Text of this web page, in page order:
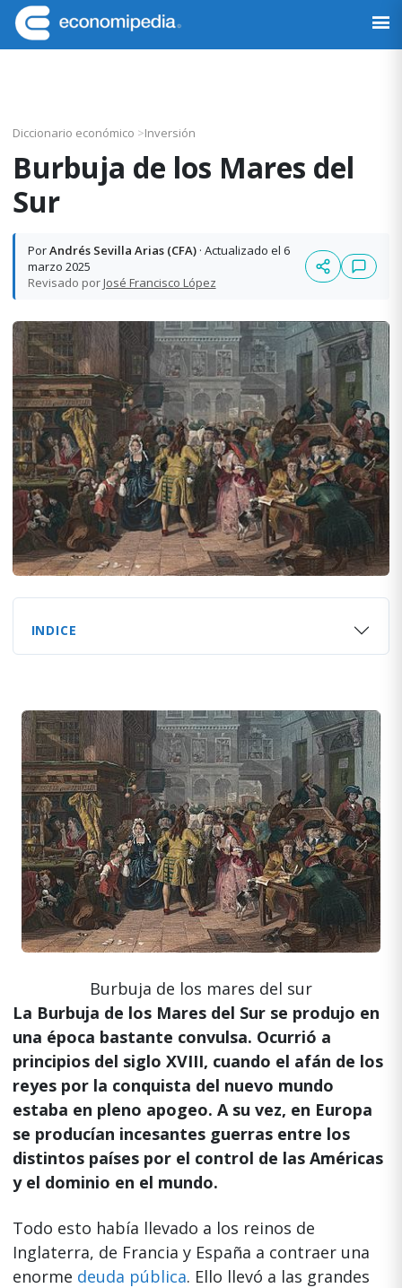
Saltar
a
la
Saltar
al
contenido
Saltar
a
la
Saltar
al
pie
Economipedia
Haciendo
Diccionario económico >Inversión
Burbuja de los Mares del
Sur
PorAndrés Sevilla Arias (CFA)· Actualizado el 6
marzo 2025
Revisado porJosé Francisco López
INDICE
Burbuja de los mares del sur
La Burbuja de los Mares del Sur se produjo en
una época bastante convulsa. Ocurrió a
principios del siglo XVIII, cuando el afán de los
reyes por la conquista del nuevo mundo
estaba en pleno apogeo. A su vez, en Europa
se producían incesantes guerras entre los
distintos países por el control de las Américas
y el dominio en el mundo.
Todo esto había llevado a los reinos de
Inglaterra, de Francia y España a contraer una
enorme deuda pública. Ello llevó a las grandes